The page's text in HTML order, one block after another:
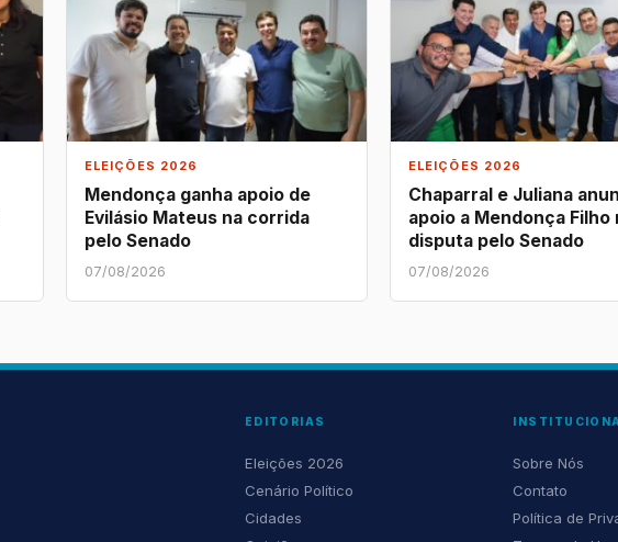
ELEIÇÕES 2026
Mendonça ganha apoio de
Evilásio Mateus na corrida
pelo Senado
07/08/2026
ELEIÇÕES 2026
Chaparral e Juliana
apoio a Mendonça Filho
disputa pelo Senado
07/08/2026
EDITORIAS
Eleições 2026
Cenário Político
Cidades
Sobre Nós
Contato
Política de